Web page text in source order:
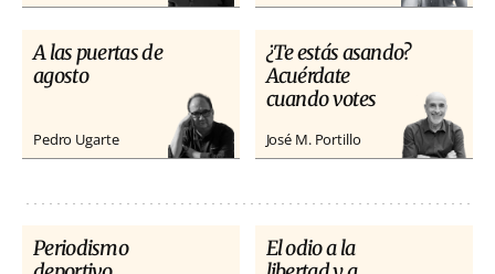
A las puertas de
agosto
Pedro Ugarte
¿Te estás asando?
Acuérdate
cuando votes
José M. Portillo
Periodismo
El odio a la